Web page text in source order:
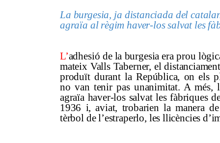
La burgesia, ja distanciada del
agraïa al règim haver-los salvat les
L’adhesió de la burgesia era prou
mateix Valls Taberner, el
produït durant la República, on els
no van tenir pas unanimitat. A més,
agraïa haver-los salvat les fàbriques
1936 i, aviat, trobarien la manera
tèrbol de l’estraperlo, les llicències